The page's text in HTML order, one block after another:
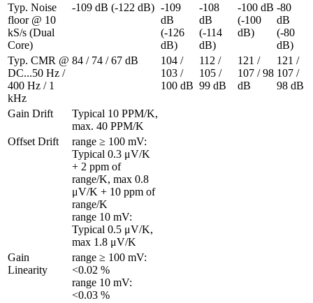
Typ. Noise
floor @ 10
kS/s (Dual
Core)
-109 dB (-122 dB) -109
dB
(-126
dB)
-108
dB
(-114
dB)
-100 dB
(-100
dB)
-80
dB
(-80
dB)
Typ. CMR @
DC...50 Hz /
400 Hz / 1
kHz
84 / 74 / 67 dB
104 /
103 /
100 dB
112 /
105 /
99 dB
121 /
107 / 98
dB
121 /
107 /
98 dB
Gain Drift
Typical 10 PPM/K,
max. 40 PPM/K
Offset Drift
range ≥ 100 mV:
Typical 0.3 μV/K
+ 2 ppm of
range/K, max 0.8
μV/K + 10 ppm of
range/K
range 10 mV:
Typical 0.5 μV/K,
max 1.8 μV/K
Gain
Linearity
range ≥ 100 mV:
<0.02 %
range 10 mV:
<0.03 %